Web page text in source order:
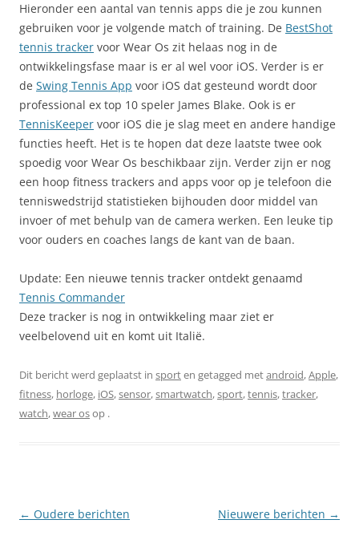
Hieronder een aantal van tennis apps die je zou kunnen
gebruiken voor je volgende match of training. De BestShot
tennis tracker voor Wear Os zit helaas nog in de
ontwikkelingsfase maar is er al wel voor iOS. Verder is er
de Swing Tennis App voor iOS dat gesteund wordt door
professional ex top 10 speler James Blake. Ook is er
TennisKeeper voor iOS die je slag meet en andere handige
functies heeft. Het is te hopen dat deze laatste twee ook
spoedig voor Wear Os beschikbaar zijn. Verder zijn er nog
een hoop fitness trackers and apps voor op je telefoon die
tenniswedstrijd statistieken bijhouden door middel van
invoer of met behulp van de camera werken. Een leuke tip
voor ouders en coaches langs de kant van de baan.
Update: Een nieuwe tennis tracker ontdekt genaamd
Tennis Commander
Deze tracker is nog in ontwikkeling maar ziet er
veelbelovend uit en komt uit Italië.
Dit bericht werd geplaatst in sporten getagged metandroid,Apple,
fitness, horloge, iOS,sensor,smartwatch,sport,tennis,tracker,
watch,wear osop .
Berichtnavigatie
← Oudere berichten Nieuwere berichten →